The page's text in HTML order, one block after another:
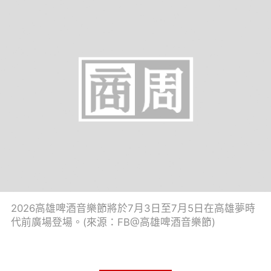
2026高雄啤酒音樂節將於7月3日至7月5日在高雄夢時
代前廣場登場。(來源：FB@高雄啤酒音樂節)